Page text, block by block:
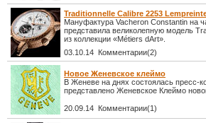
Traditionnelle Calibre 2253
Мануфактура Vacheron Constantin на
представила великолепную модель
из коллекции «Métiers dArt».
03.10.14 Комментарии(2)
Новое Женевское клеймо
В Женеве на днях состоялась пресс-
представлено Женевское Клеймо
20.09.14 Комментарии(1)